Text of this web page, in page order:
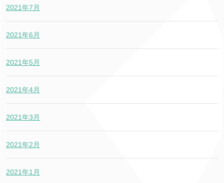
2021年7月
2021年6月
2021年5月
2021年4月
2021年3月
2021年2月
2021年1月